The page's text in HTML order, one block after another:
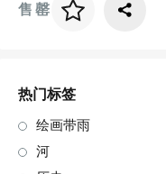
画框价格
售罄
热门标签
绘画带雨
河